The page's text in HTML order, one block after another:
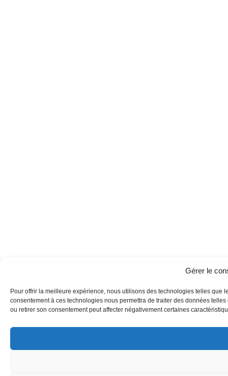
Gérer le
Pour offrir la meilleure expérience, nous utilisons des technologies telles
consentement à ces technologies nous permettra de traiter des données
ou retirer son consentement peut affecter négativement certaines